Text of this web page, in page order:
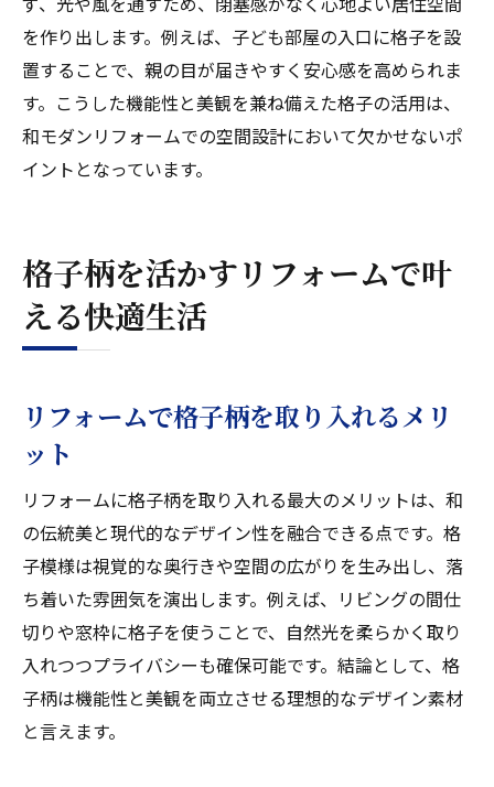
を作り出します。例えば、子ども部屋の入口に格子を設
置することで、親の目が届きやすく安心感を高められま
す。こうした機能性と美観を兼ね備えた格子の活用は、
和モダンリフォームでの空間設計において欠かせないポ
イントとなっています。
格子柄を活かすリフォームで叶
える快適生活
リフォームで格子柄を取り入れるメリ
ット
リフォームに格子柄を取り入れる最大のメリットは、和
の伝統美と現代的なデザイン性を融合できる点です。格
子模様は視覚的な奥行きや空間の広がりを生み出し、落
ち着いた雰囲気を演出します。例えば、リビングの間仕
切りや窓枠に格子を使うことで、自然光を柔らかく取り
入れつつプライバシーも確保可能です。結論として、格
子柄は機能性と美観を両立させる理想的なデザイン素材
と言えます。